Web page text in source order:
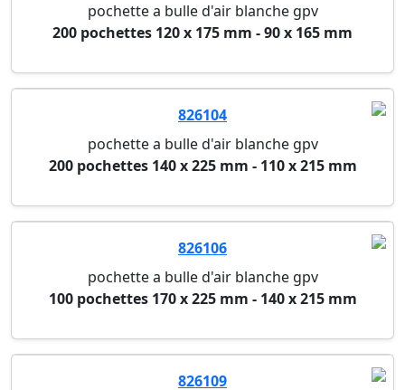
pochette a bulle d'air blanche gpv
200 pochettes 120 x 175 mm - 90 x 165 mm
826104
pochette a bulle d'air blanche gpv
200 pochettes 140 x 225 mm - 110 x 215 mm
826106
pochette a bulle d'air blanche gpv
100 pochettes 170 x 225 mm - 140 x 215 mm
826109